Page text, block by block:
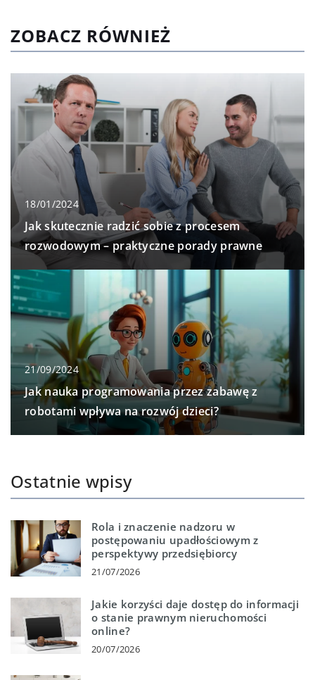
ZOBACZ RÓWNIEŻ
18/01/2024
Jak skutecznie radzić sobie z procesem
rozwodowym – praktyczne porady prawne
21/09/2024
Jak nauka programowania przez zabawę z
robotami wpływa na rozwój dzieci?
Ostatnie wpisy
Rola i znaczenie nadzoru w
postępowaniu upadłościowym z
perspektywy przedsiębiorcy
21/07/2026
Jakie korzyści daje dostęp do informacji
o stanie prawnym nieruchomości
online?
20/07/2026